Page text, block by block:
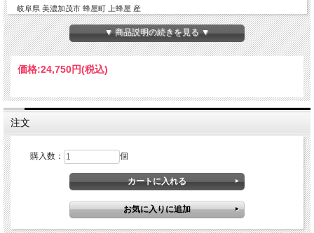
岐阜県 美濃加茂市 蜂屋町 上蜂屋 産
グレードなど
-
珪化木 原石
商品説明
珪化木とは、地中に埋もれた樹木の化石が、珪酸に置き換わったものです。こち
らの商品は、年輪がわかる程度に元の状態を残していますが、叩き合わせるとキ
ンキンと高い音がするほど珪化しています。
・決断力を高める
・固い意志をもてるようになる
・心身の安定
▼ 商品説明の続きを見る ▼
価格:24,750円(税込)
注文
購入数： 個